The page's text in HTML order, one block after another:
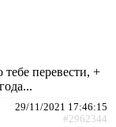
перевести, +
29/11/2021 17:46:15
#2962344